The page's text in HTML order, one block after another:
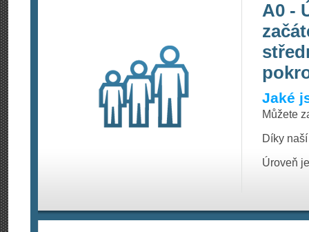
A0 -
Jaké
Můžete
Díky
Úroveň